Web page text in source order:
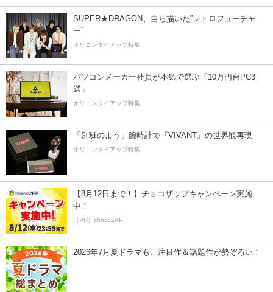
SUPER★DRAGON、自ら描いた”レトロフューチャ
ー”
オリコンタイアップ特集
パソコンメーカー社員が本気で選ぶ「10万円台PC3
選」
オリコンタイアップ特集
「別班のよう」腕時計で『VIVANT』の世界観再現
オリコンタイアップ特集
【8月12日まで！】チョコザップキャンペーン実施
中！
（PR）chocoZAP
2026年7月夏ドラマも、注目作＆話題作が勢ぞろい！